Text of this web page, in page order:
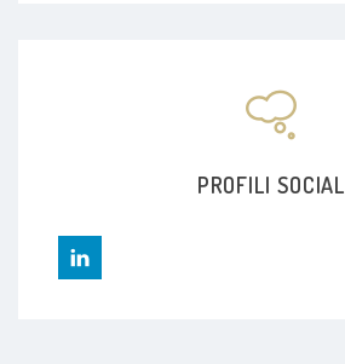
PROFILI SOCIAL